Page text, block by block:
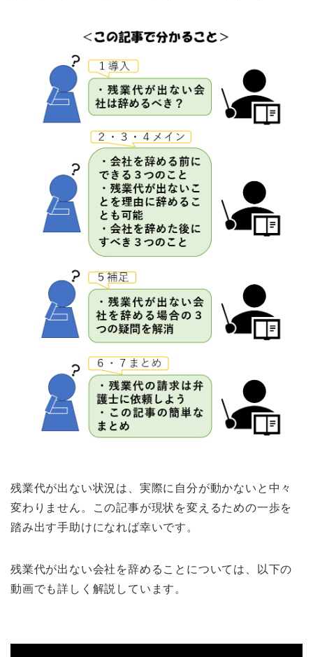
残業代が出ない状況は、実際に自分が動かないと中々
変わりません。この記事が現状を変えるための一歩を
踏み出す手助けになれば幸いです。
残業代が出ない会社を辞めることについては、以下の
動画でも詳しく解説しています。